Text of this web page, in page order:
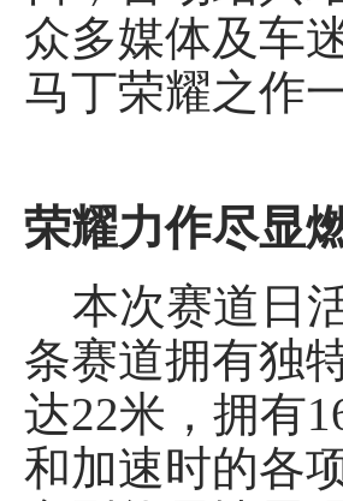
众多媒体及车
马丁荣耀之作
荣耀力作尽显
本次赛道日
条赛道拥有独
达22米，拥有
和加速时的各